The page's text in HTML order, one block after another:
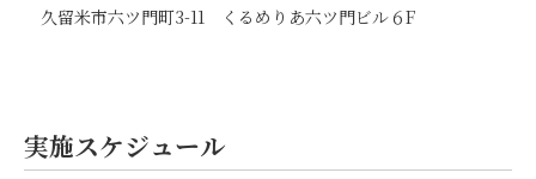
久留米市六ツ門町3-11 くるめりあ六ツ門ビル６F
実施スケジュール